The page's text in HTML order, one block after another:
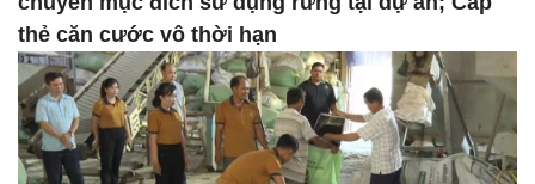
thẻ căn cước vô thời hạn